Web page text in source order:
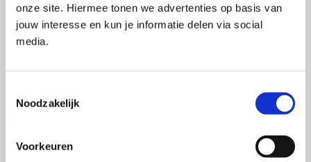
onze site. Hiermee tonen we advertenties op basis van
jouw interesse en kun je informatie delen via social
media.
Noodzakelijk
Voorkeuren
Pega Certified System Architect
(PCSA)
Di 01 September 2026
Locatie: Online
Inschrijven